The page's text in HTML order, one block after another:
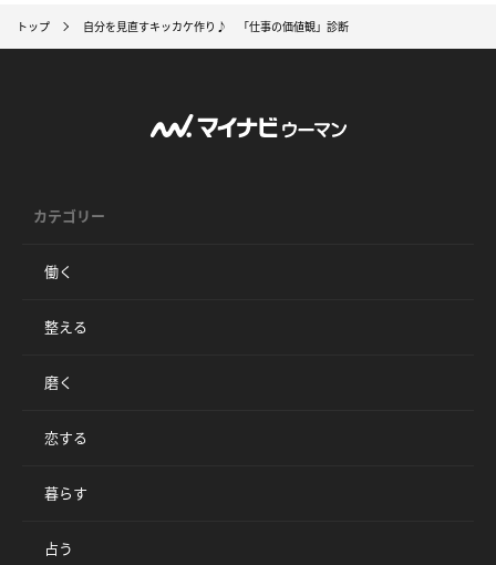
トップ 自分を見直すキッカケ作り♪ 「仕事の価値観」診断
カテゴリー
働く
整える
磨く
恋する
暮らす
占う